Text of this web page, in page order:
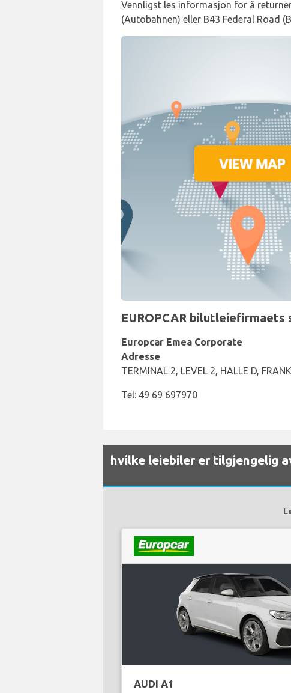
Vennligst les informasjon for å
(Autobahnen) eller B43 Federal Road
EUROPCAR
Europcar Emea Corporate
Adresse
TERMINAL 2, LEVEL 2, HALLE D,
Tel: 49 69 697970
hvilke leiebiler er tilgjengelig
AUDI A1